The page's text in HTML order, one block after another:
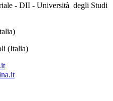
- DII - Università degli Studi
(Italia)